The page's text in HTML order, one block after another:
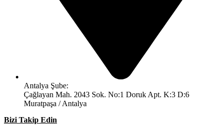
Antalya Şube:
Çağlayan Mah. 2043 Sok. No:1 Doruk Apt. K:3 D:6
Muratpaşa / Antalya
Bizi Takip Edin